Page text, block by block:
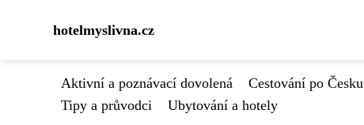
hotelmyslivna.cz
Aktivní a poznávací dovolená Cestování po Česku
Tipy a průvodci
Ubytování a hotely